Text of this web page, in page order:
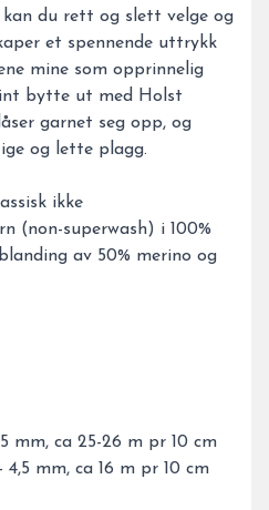
du rett og slett velge og
et spennende uttrykk
mine som opprinnelig
bytte ut med Holst
garnet seg opp, og
og lette plagg.
ikke
(non-superwash) i 100%
av 50% merino og
mm, ca 25-26 m pr 10 cm
mm, ca 16 m pr 10 cm